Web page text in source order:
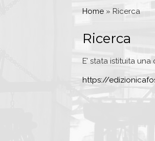
You are here
Home » Ricerca
Ricerca
E’ stata istituita
https://